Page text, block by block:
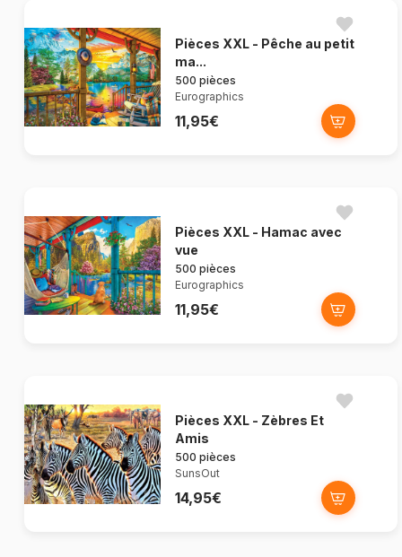
Pièces XXL - Pêche au petit
ma...
500 pièces
Eurographics
11,95€
Pièces XXL - Hamac avec
vue
500 pièces
Eurographics
11,95€
Pièces XXL - Zèbres Et
Amis
500 pièces
SunsOut
14,95€